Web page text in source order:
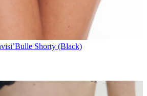
Shorty (Black)